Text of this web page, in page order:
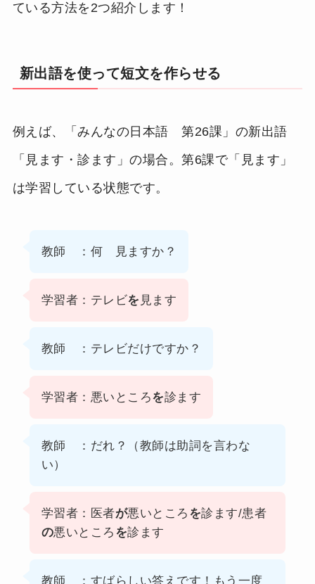
ている方法を2つ紹介します！
新出語を使って短文を作らせる
例えば、「みんなの日本語 第26課」の新出語
「見ます・診ます」の場合。第6課で「見ます」
は学習している状態です。
教師 ：何 見ますか？
学習者：テレビを 見ます
教師 ：テレビだけですか？
学習者：悪いところを診ます
教師 ：だれ？（教師は助詞を言わな
い）
学習者：医者が悪いところ を診ます/患者
の悪いところ を診ます
教師 ：すばらしい答えです！もう一度